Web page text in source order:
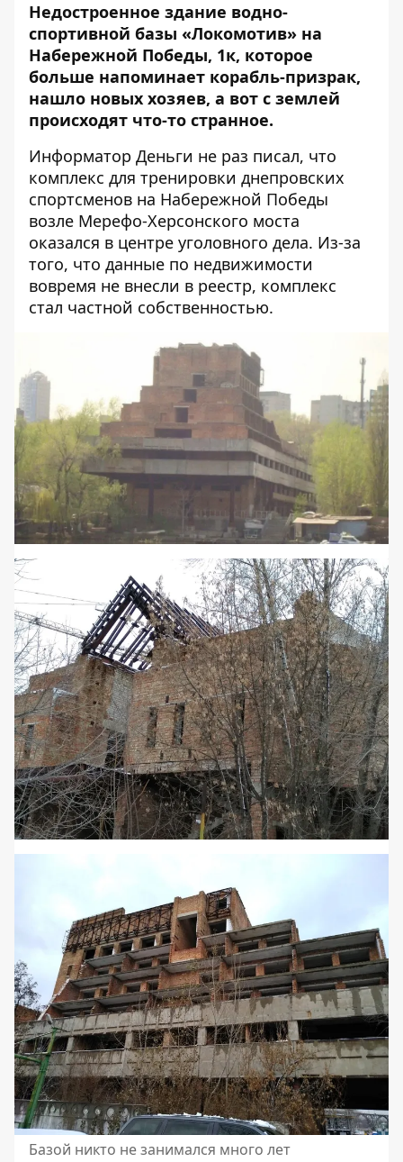
Недостроенное здание водно-
спортивной базы «Локомотив» на
Набережной Победы, 1к, которое
больше напоминает корабль-призрак,
нашло новых хозяев, а вот с землей
происходят что-то странное.
Информатор Деньги не раз писал, что
комплекс для тренировки днепровских
спортсменов на Набережной Победы
возле Мерефо-Херсонского моста
оказался в центре уголовного дела. Из-за
того, что данные по недвижимости
вовремя не внесли в реестр, комплекс
стал частной собственностью.
Базой никто не занимался много лет